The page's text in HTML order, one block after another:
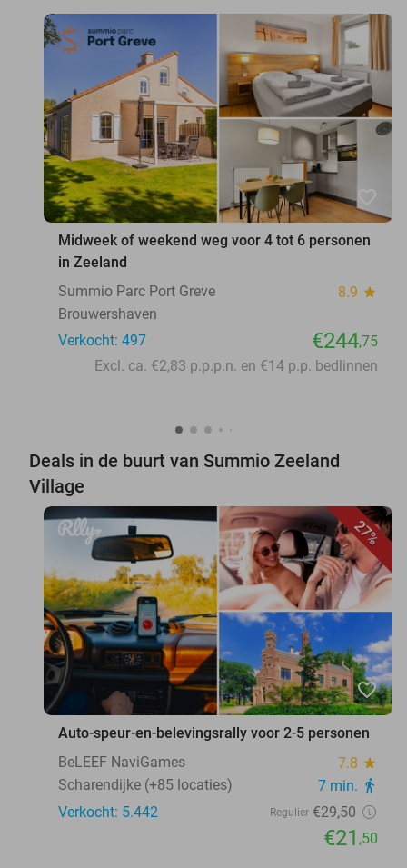
favorite_border
Midweek of weekend weg voor 4 tot 6 personen
in Zeeland
Summio Parc Port Greve
8.9 star
Brouwershaven
Verkocht: 497
€244,75
Excl. ca. €2,83 p.p.p.n. en €14 p.p. bedlinnen
Deals in de buurt van Summio Zeeland
Village
27%
favorite_border
Auto-speur-en-belevingsrally voor 2-5 personen
BeLEEF NaviGames
7.8 star
Scharendijke (+85 locaties) 7 min. directions_walk
Verkocht: 5.442 Regulier €29,50
€21 ,50